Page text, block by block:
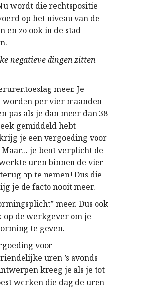
wordt die rechtspositie
op het niveau van de
en zo ook in de stad
negatieve dingen zitten
meer. Je
per vier maanden
pas als je dan meer dan 38
gemiddeld hebt
je een vergoeding voor
je bent verplicht de
uren binnen de vier
op te nemen! Dus die
je de facto nooit meer.
meer. Dus ook
op de werkgever om je
te geven.
voor
uren ’s avonds
kreeg je als je tot
werken die dag de uren